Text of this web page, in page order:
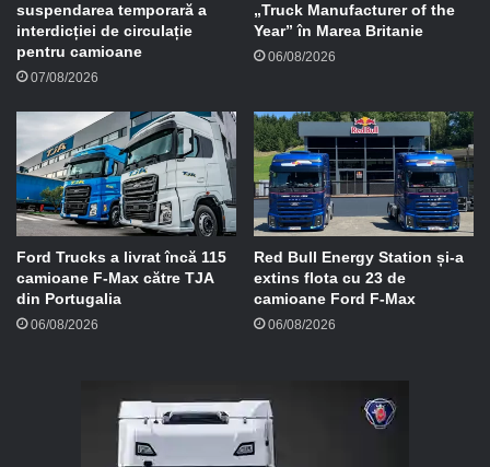
suspendarea temporară a
interdicției de circulație
pentru camioane
07/08/2026
„Truck Manufacturer of the
Year” în Marea Britanie
06/08/2026
Ford Trucks a livrat încă 115
camioane F-Max către TJA
din Portugalia
06/08/2026
Red Bull Energy Station și-a
extins flota cu 23 de
camioane Ford F-Max
06/08/2026